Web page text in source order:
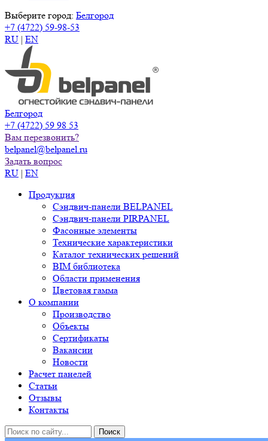
Выберите город: Белгород
+7 (4722) 59-98-53
RU | EN
Белгород
+7 (4722) 59 98 53
Вам перезвонить?
belpanel@belpanel.ru
Задать вопрос
RU | EN
Продукция
Сэндвич-панели BELPANEL
Сэндвич-панели PIRPANEL
Фасонные элементы
Технические характеристики
Каталог технических решений
BIM библиотека
Области применения
Цветовая гамма
О компании
Производство
Объекты
Сертификаты
Вакансии
Новости
Расчет панелей
Статьи
Отзывы
Контакты